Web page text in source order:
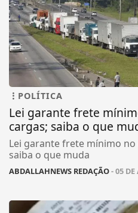
POLÍTICA
Lei garante frete
cargas; saiba o que
Lei garante frete mínimo
saiba o que muda
ABDALLAHNEWS REDAÇÃO- 05 DE